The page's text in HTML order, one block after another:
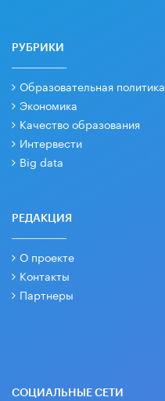
РУБРИКИ
Образовательная политика
Экономика
Качество образования
Интервести
Big data
РЕДАКЦИЯ
О проекте
Контакты
Партнеры
СОЦИАЛЬНЫЕ СЕТИ